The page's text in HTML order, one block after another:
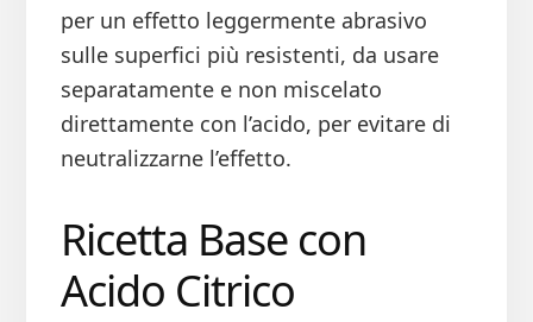
per un effetto leggermente abrasivo
sulle superfici più resistenti, da usare
separatamente e non miscelato
direttamente con l’acido, per evitare di
neutralizzarne l’effetto.
Ricetta Base con
Acido Citrico